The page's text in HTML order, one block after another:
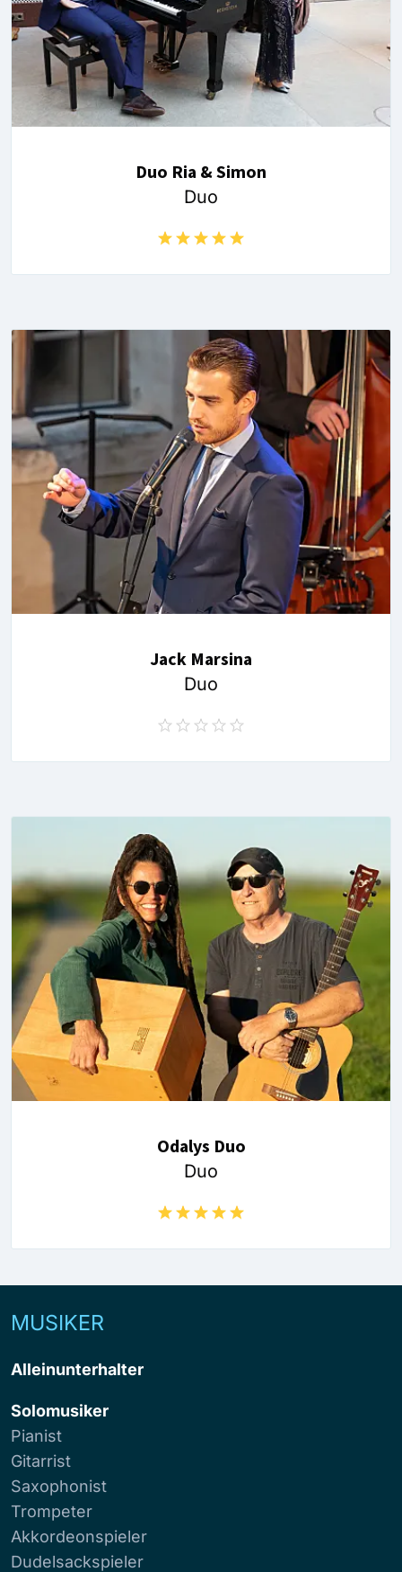
Duo Ria & Simon
Duo
Jack Marsina
Duo
Odalys Duo
Duo
MUSIKER
Alleinunterhalter
Solomusiker
Pianist
Gitarrist
Saxophonist
Trompeter
Akkordeonspieler
Dudelsackspieler